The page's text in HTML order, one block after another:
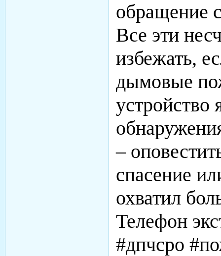
обращение
Все эти
избежать,
дымовые
устройство
–
спасение
охватил
Телефон
#дпчсро